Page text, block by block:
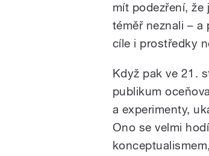
mít podezření, že
téměř neznali – a
cíle i prostředky
Když pak ve 21.
publikum
a experimenty,
Ono se velmi